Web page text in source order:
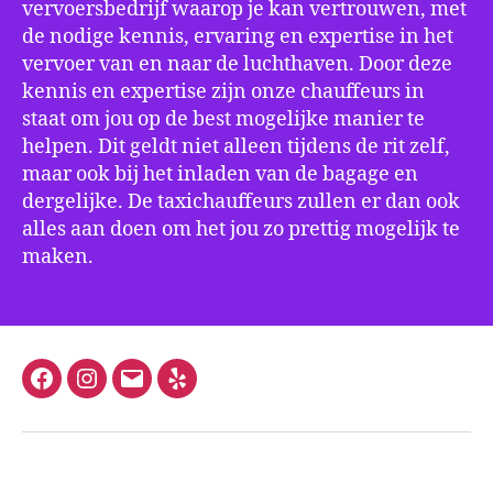
vervoersbedrijf waarop je kan vertrouwen, met
de nodige kennis, ervaring en expertise in het
vervoer van en naar de luchthaven. Door deze
kennis en expertise zijn onze chauffeurs in
staat om jou op de best mogelijke manier te
helpen. Dit geldt niet alleen tijdens de rit zelf,
maar ook bij het inladen van de bagage en
dergelijke. De taxichauffeurs zullen er dan ook
alles aan doen om het jou zo prettig mogelijk te
maken.
FacebookInstagram
E-
Yelp